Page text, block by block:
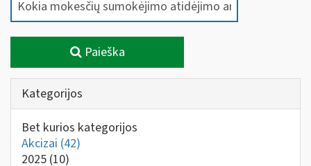
Paieška
Kategorijos
Bet kurios kategorijos
Akcizai (42)
2025 (10)